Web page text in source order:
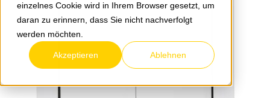
einzelnes Cookie wird in Ihrem Browser gesetzt, um
daran zu erinnern, dass Sie nicht nachverfolgt
werden möchten.
Akzeptieren Ablehnen